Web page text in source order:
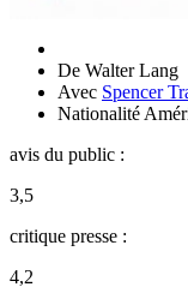
De Walter Lang
Avec Spencer
Nationalité
avis du public :
3,5
critique presse :
4,2